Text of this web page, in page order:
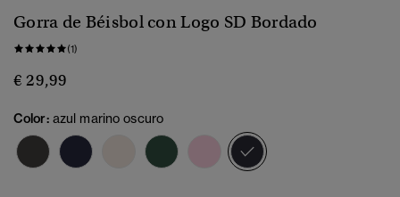
Gorra de Béisbol con Logo SD Bordado
(1)
€ 29,99
Color: azul marino oscuro